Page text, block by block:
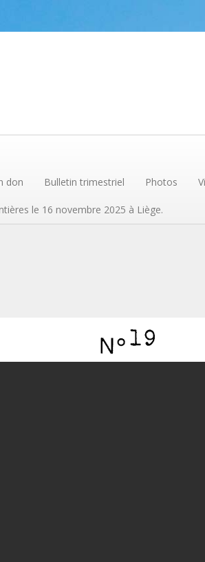
don Bulletin trimestriel Photos
le 16 novembre 2025 à Liège.